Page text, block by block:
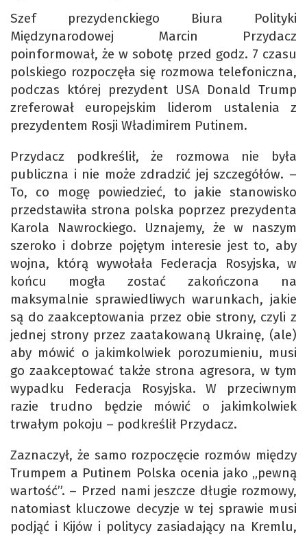
Szef prezydenckiego Biura Polityki
Międzynarodowej Marcin Przydacz
poinformował, że w sobotę przed godz. 7 czasu
polskiego rozpoczęła się rozmowa telefoniczna,
podczas której prezydent USA Donald Trump
zreferował europejskim liderom ustalenia z
prezydentem Rosji Władimirem Putinem.
Przydacz podkreślił, że rozmowa nie była
publiczna i nie może zdradzić jej szczegółów. –
To, co mogę powiedzieć, to jakie stanowisko
przedstawiła strona polska poprzez prezydenta
Karola Nawrockiego. Uznajemy, że w naszym
szeroko i dobrze pojętym interesie jest to, aby
wojna, którą wywołała Federacja Rosyjska, w
końcu mogła zostać zakończona na
maksymalnie sprawiedliwych warunkach, jakie
są do zaakceptowania przez obie strony, czyli z
jednej strony przez zaatakowaną Ukrainę, (ale)
aby mówić o jakimkolwiek porozumieniu, musi
go zaakceptować także strona agresora, w tym
wypadku Federacja Rosyjska. W przeciwnym
razie trudno będzie mówić o jakimkolwiek
trwałym pokoju – podkreślił Przydacz.
Zaznaczył, że samo rozpoczęcie rozmów między
Trumpem a Putinem Polska ocenia jako „pewną
wartość”. – Przed nami jeszcze długie rozmowy,
natomiast kluczowe decyzje w tej sprawie musi
podjąć i Kijów i politycy zasiadający na Kremlu,